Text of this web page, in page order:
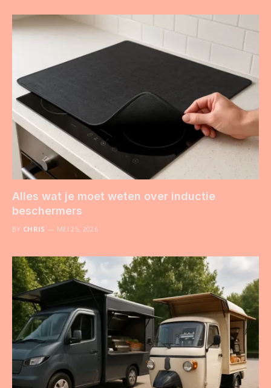
Alles wat je moet weten over inductie
beschermers
BY CHRIS MEI 25, 2026